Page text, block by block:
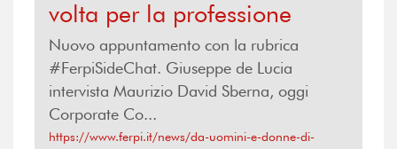
volta per la professione
Nuovo appuntamento con la rubrica
#FerpiSideChat. Giuseppe de Lucia
intervista Maurizio David Sberna, oggi
Corporate Co...
https://www.ferpi.it/news/da-uomini-e-donne-di-